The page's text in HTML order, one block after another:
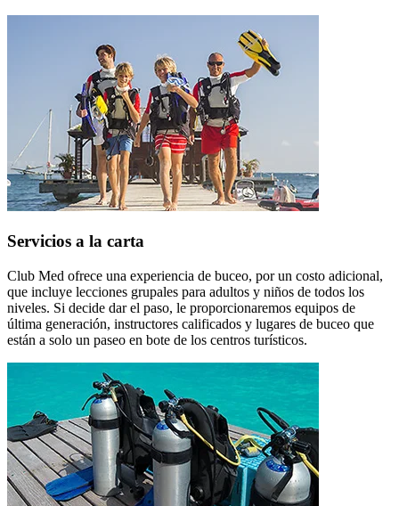
Servicios a la carta
Club Med ofrece una experiencia de buceo, por un costo adicional,
que incluye lecciones grupales para adultos y niños de todos los
niveles. Si decide dar el paso, le proporcionaremos equipos de
última generación, instructores calificados y lugares de buceo que
están a solo un paseo en bote de los centros turísticos.